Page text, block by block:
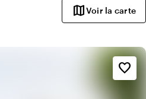
un mariage féerique ou
chic. Mais quels lieux
pouvez les trouver
mapVoir la carte
favorite_border
Ambiance
info
Classique